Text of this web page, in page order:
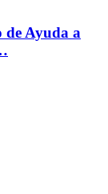
de Ayuda a